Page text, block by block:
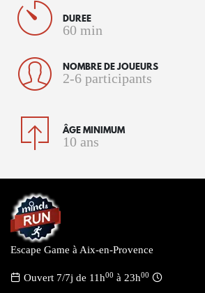
DUREE
60 min
NOMBRE DE JOUEURS
2-6 participants
ÂGE MINIMUM
10 ans
Escape Game à Aix-en-Provence
Ouvert 7/7j de 11h00 à 23h00